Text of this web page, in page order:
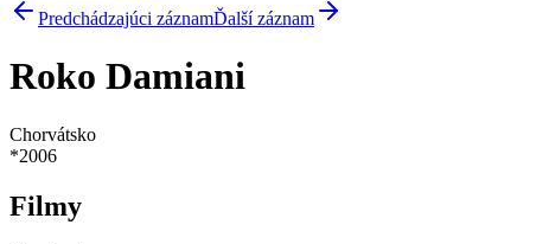
Predchádzajúci záznamĎalší záznam
Roko Damiani
Chorvátsko
*2006
Filmy